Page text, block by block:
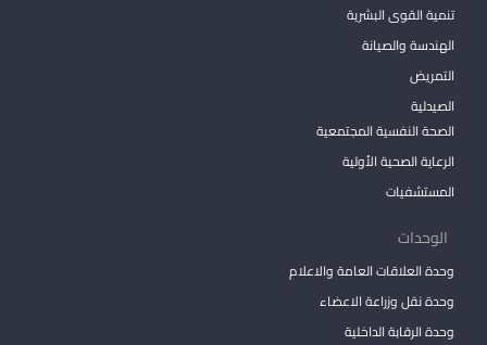
تنمية القوى البشرية
الهندسة والصيانة
التمريض
الصيدلية
الصحة النفسية المجتمعية
الرعاية الصحية الأولية
المستشفيات
الوحدات
وحدة العلاقات العامة والاعلام
وحدة نقل وزراعة الاعضاء
وحدة الرقابة الداخلية